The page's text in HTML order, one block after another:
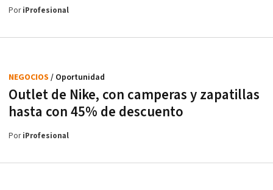
PoriProfesional
Outlet de Nike, con camperas y zapatillas
hasta con 45% de descuento
NEGOCIOS / Oportunidad
PoriProfesional